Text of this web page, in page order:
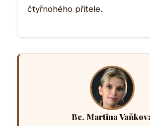
čtyřnohého přítele.
Bc. Martina